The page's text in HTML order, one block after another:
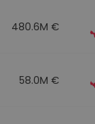
480.6M €
58.0M €